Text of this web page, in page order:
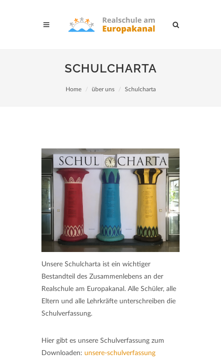
SCHULCHARTA
Home über uns Schulcharta
Unsere Schulcharta ist ein wichtiger
Bestandteil des Zusammenlebens an der
Realschule am Europakanal. Alle Schüler, alle
Eltern und alle Lehrkräfte unterschreiben die
Schulverfassung.
Hier gibt es unsere Schulverfassung zum
Downloaden: unsere-schulverfassung